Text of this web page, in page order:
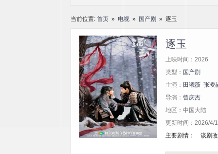
当前位置: 首页 » 电视 » 国产剧 » 逐玉
逐玉
上映时间：2026
类型： 国产剧
主演： 田曦薇 张凌
导演： 曾庆杰
地区：中国大陆
更新时间：2026/4/
主要剧情： 该剧改